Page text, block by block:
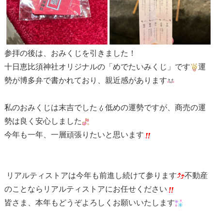
参拝の後は、おみくじを引きました！
十日恵比須神社オリジナルの「めでたいみくじ」です
運
勢が博多弁で書かれており、親近感があります
私のおみくじは末吉でした
低めの運勢ですが、商売の運
勢は良く安心しました
今年も一年、一層頑張りたいと思います
リアルティストアは今年も前進し続けて参ります
不動産
のことならリアルティストアにお任せください
皆さま、本年もどうぞよろしくお願いいたします